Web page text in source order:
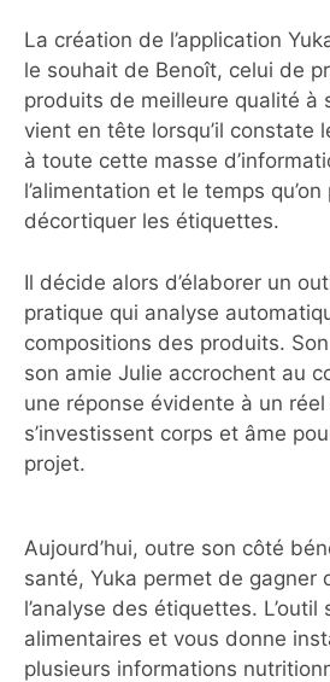
La création de l’application
le souhait de Benoît, celui de
produits de meilleure qualité à
vient en tête lorsqu’il constate
à toute cette masse
l’alimentation et le temps
décortiquer les étiquettes.
Il décide alors d’élaborer un
pratique qui analyse
compositions des produits.
son amie Julie accrochent au
une réponse évidente à un
s’investissent corps et âme
projet.
Aujourd’hui, outre son côté
santé, Yuka permet de gagner
l’analyse des étiquettes.
alimentaires et vous donne
plusieurs informations